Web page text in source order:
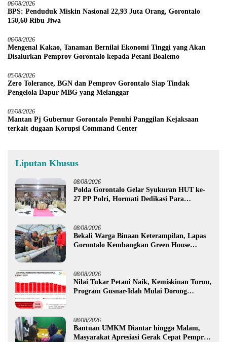
06/08/2026
BPS: Penduduk Miskin Nasional 22,93 Juta Orang, Gorontalo
150,60 Ribu Jiwa
06/08/2026
Mengenal Kakao, Tanaman Bernilai Ekonomi Tinggi yang Akan
Disalurkan Pemprov Gorontalo kepada Petani Boalemo
05/08/2026
Zero Tolerance, BGN dan Pemprov Gorontalo Siap Tindak
Pengelola Dapur MBG yang Melanggar
03/08/2026
Mantan Pj Gubernur Gorontalo Penuhi Panggilan Kejaksaan
terkait dugaan Korupsi Command Center
Liputan Khusus
08/08/2026
Polda Gorontalo Gelar Syukuran HUT ke-
27 PP Polri, Hormati Dedikasi Para
08/08/2026
Bekali Warga Binaan Keterampilan, Lapas
Gorontalo Kembangkan Green House
08/08/2026
Nilai Tukar Petani Naik, Kemiskinan Turun,
Program Gusnar-Idah Mulai Dorong
08/08/2026
Bantuan UMKM Diantar hingga Malam,
Masyarakat Apresiasi Gerak Cepat Pemprov